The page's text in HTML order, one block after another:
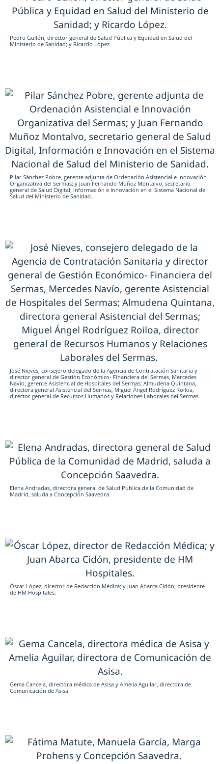
Pedro Gullón, director general de Salud Pública y Equidad en Salud del
Ministerio de Sanidad; y Ricardo López.
Pilar Sánchez Pobre, gerente adjunta de Ordenación Asistencial e Innovación
Organizativa del Sermas; y Juan Fernando Muñoz Montalvo, secretario
general de Salud Digital, Información e Innovación en el Sistema Nacional de
Salud del Ministerio de Sanidad.
José Nieves, consejero delegado de la Agencia de Contratación Sanitaria y
director general de Gestión Económico- Financiera del Sermas, Mercedes
Navío, gerente Asistencial de Hospitales del Sermas; Almudena Quintana,
directora general Asistencial del Sermas; Miguel Ángel Rodríguez Roiloa,
director general de Recursos Humanos y Relaciones Laborales del Sermas.
Elena Andradas, directora general de Salud Pública de la Comunidad de
Madrid, saluda a Concepción Saavedra.
Óscar López, director de Redacción Médica; y Juan Abarca Cidón, presidente
de HM Hospitales.
Gema Cancela, directora médica de Asisa y Amelia Aguilar, directora de
Comunicación de Asisa.